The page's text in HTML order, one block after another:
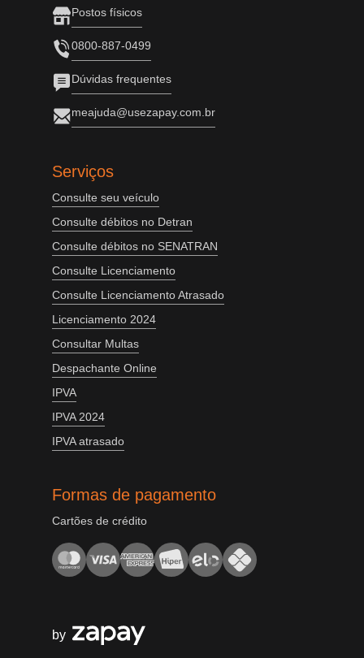
Postos físicos
0800-887-0499
Dúvidas frequentes
meajuda@usezapay.com.br
Serviços
Consulte seu veículo
Consulte débitos no Detran
Consulte débitos no SENATRAN
Consulte Licenciamento
Consulte Licenciamento Atrasado
Licenciamento 2024
Consultar Multas
Despachante Online
IPVA
IPVA 2024
IPVA atrasado
Formas de pagamento
Cartões de crédito
by